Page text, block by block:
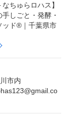
間程離れたワ
なりたい」
をカナダの大
年単位で留学
の勉強に
ちゅらロハス】
しごと・発酵・
ッド®｜千葉県市
市内